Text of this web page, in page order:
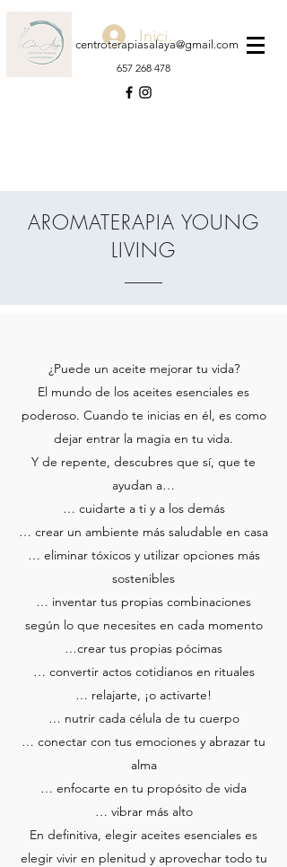
centroterapiasalaya@gmail.com
657 268 478
Iniciar sesión
AROMATERAPIA YOUNG
LIVING
¿Puede un aceite mejorar tu vida?
El mundo de los aceites esenciales es
poderoso. Cuando te inicias en él, es como
dejar entrar la magia en tu vida.
Y de repente, descubres que sí, que te
ayudan a…
… cuidarte a ti y a los demás
… crear un ambiente más saludable en casa
… eliminar tóxicos y utilizar opciones más
sostenibles
… inventar tus propias combinaciones
según lo que necesites en cada momento
…crear tus propias pócimas
… convertir actos cotidianos en rituales
… relajarte, ¡o activarte!
… nutrir cada célula de tu cuerpo
… conectar con tus emociones y abrazar tu
alma
… enfocarte en tu propósito de vida
… vibrar más alto
En definitiva, elegir aceites esenciales es
elegir vivir en plenitud y aprovechar todo tu